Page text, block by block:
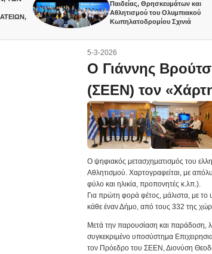
Παιδείας, Θρησκευμάτων και
Αθλητισμού του Ολυμπιακού
Κωπηλατοδρομίου Σχινιά
5-3-2026
Ο Γιάννης
(ΣΕΕΝ) τον
O ψηφιακός μετασχηματισμός του
Αθλητισμού. Χαρτογραφείται, με
φύλο και ηλικία, προπονητές κ.λπ.).
Για πρώτη φορά φέτος, μάλιστα, με
κάθε έναν Δήμο, από τους 332 της
Μετά την παρουσίαση και παράδοση,
συγκεκριμένο υποσύστημα
τον Πρόεδρο του ΣΕΕΝ, Διονύση